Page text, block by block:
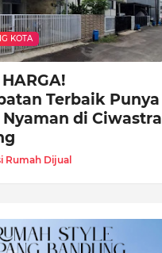
KOTA
Terbaik Punya
di Ciwastra
Rumah Dijual